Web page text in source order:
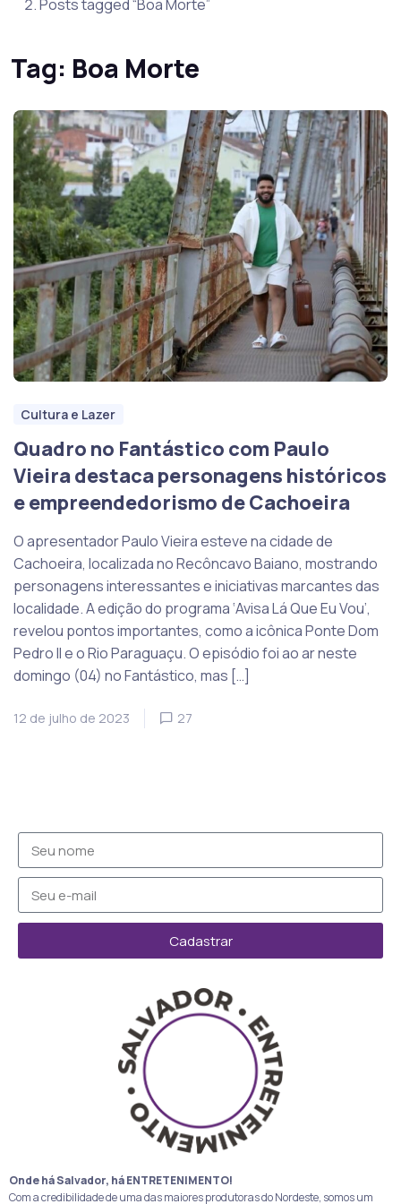
Posts tagged “Boa Morte”
Tag: Boa Morte
Cultura e Lazer
Quadro no Fantástico com Paulo
Vieira destaca personagens históricos
e empreendedorismo de Cachoeira
O apresentador Paulo Vieira esteve na cidade de
Cachoeira, localizada no Recôncavo Baiano, mostrando
personagens interessantes e iniciativas marcantes das
localidade. A edição do programa ‘Avisa Lá Que Eu Vou’,
revelou pontos importantes, como a icônica Ponte Dom
Pedro II e o Rio Paraguaçu. O episódio foi ao ar neste
domingo (04) no Fantástico, mas […]
12 de julho de 2023 27
Cadastrar
Onde há Salvador, há ENTRETENIMENTO!
Com a credibilidade de uma das maiores produtoras do Nordeste, somos um